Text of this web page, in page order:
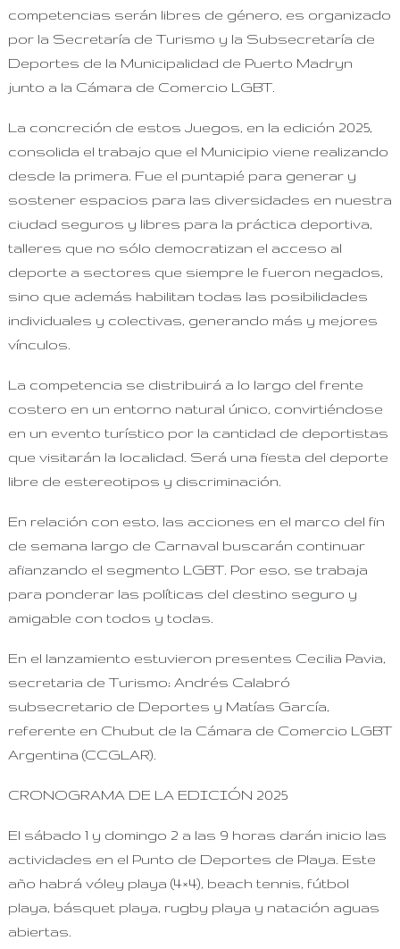
competencias serán libres de género, es organizado
por la Secretaría de Turismo y la Subsecretaría de
Deportes de la Municipalidad de Puerto Madryn
junto a la Cámara de Comercio LGBT.
La concreción de estos Juegos, en la edición 2025,
consolida el trabajo que el Municipio viene realizando
desde la primera. Fue el puntapié para generar y
sostener espacios para las diversidades en nuestra
ciudad seguros y libres para la práctica deportiva,
talleres que no sólo democratizan el acceso al
deporte a sectores que siempre le fueron negados,
sino que además habilitan todas las posibilidades
individuales y colectivas, generando más y mejores
vínculos.
La competencia se distribuirá a lo largo del frente
costero en un entorno natural único, convirtiéndose
en un evento turístico por la cantidad de deportistas
que visitarán la localidad. Será una fiesta del deporte
libre de estereotipos y discriminación.
En relación con esto, las acciones en el marco del fin
de semana largo de Carnaval buscarán continuar
afianzando el segmento LGBT. Por eso, se trabaja
para ponderar las políticas del destino seguro y
amigable con todos y todas.
En el lanzamiento estuvieron presentes Cecilia Pavia,
secretaria de Turismo; Andrés Calabró
subsecretario de Deportes y Matías García,
referente en Chubut de la Cámara de Comercio LGBT
Argentina (CCGLAR).
CRONOGRAMA DE LA EDICIÓN 2025
El sábado 1 y domingo 2 a las 9 horas darán inicio las
actividades en el Punto de Deportes de Playa. Este
año habrá vóley playa (4×4), beach tennis, fútbol
playa, básquet playa, rugby playa y natación aguas
abiertas.